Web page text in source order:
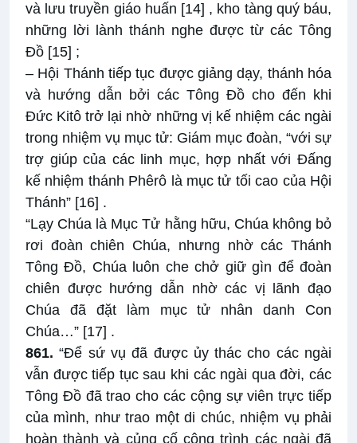
và lưu truyền giáo huấn [14] , kho tàng quý báu,
những lời lành thánh nghe được từ các Tông
Đồ [15] ;
– Hội Thánh tiếp tục được giảng dạy, thánh hóa
và hướng dẫn bởi các Tông Đồ cho đến khi
Đức Kitô trở lại nhờ những vị kế nhiệm các ngài
trong nhiệm vụ mục tử: Giám mục đoàn, “với sự
trợ giúp của các linh mục, hợp nhất với Đấng
kế nhiệm thánh Phêrô là mục tử tối cao của Hội
Thánh” [16] .
“Lạy Chúa là Mục Tử hằng hữu, Chúa không bỏ
rơi đoàn chiên Chúa, nhưng nhờ các Thánh
Tông Đồ, Chúa luôn che chở giữ gìn để đoàn
chiên được hướng dẫn nhờ các vị lãnh đạo
Chúa đã đặt làm mục tử nhân danh Con
Chúa…” [17] .
861. “Để sứ vụ đã được ủy thác cho các ngài
vẫn được tiếp tục sau khi các ngài qua đời, các
Tông Đồ đã trao cho các cộng sự viên trực tiếp
của mình, như trao một di chúc, nhiệm vụ phải
hoàn thành và củng cố công trình các ngài đã